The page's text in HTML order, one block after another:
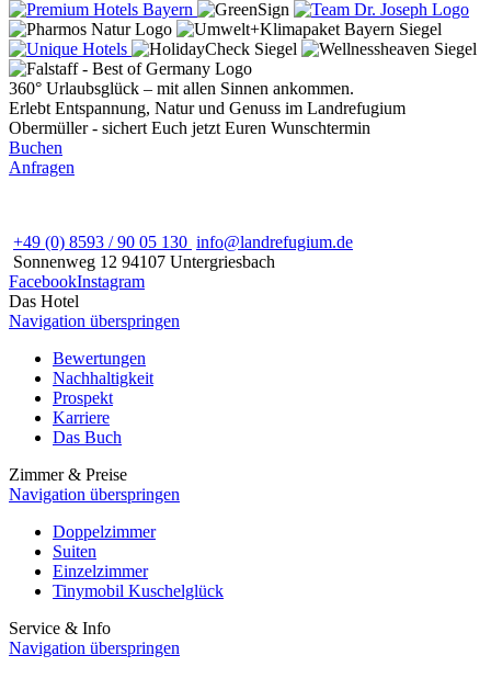
360° Urlaubsglück – mit allen Sinnen ankommen.
Erlebt Entspannung, Natur und Genuss im Landrefugium
Obermüller - sichert Euch jetzt Euren Wunschtermin
Buchen
Anfragen
+49 (0) 8593 / 90 05 130 info@landrefugium.de
Sonnenweg 12 94107 Untergriesbach
FacebookInstagram
Das Hotel
Navigation überspringen
Bewertungen
Nachhaltigkeit
Prospekt
Karriere
Das Buch
Zimmer & Preise
Navigation überspringen
Doppelzimmer
Suiten
Einzelzimmer
Tinymobil Kuschelglück
Service & Info
Navigation überspringen